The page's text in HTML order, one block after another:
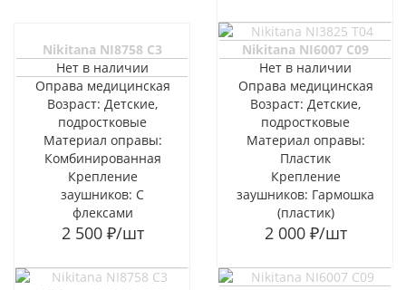
Nikitana NI8758 C3
Нет в наличии
Оправа медицинская
Возраст: Детские,
подростковые
Материал оправы:
Комбинированная
Крепление
заушников: С
флексами
2 500₽/шт
Nikitana NI6007 C09
Нет в наличии
Оправа медицинская
Возраст: Детские,
подростковые
Материал оправы:
Пластик
Крепление
заушников: Гармошка
(пластик)
2 000₽/шт